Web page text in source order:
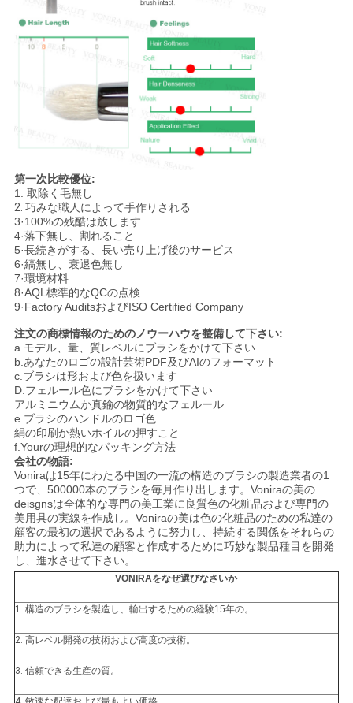
第一次比較優位:
1. 取除く毛無し
2. 巧みな職人によって手作りされる
3·100%の残酷は放します
4·落下無し、割れること
5·長続きがする、長い売り上げ後のサービス
6·縞無し、衰退色無し
7·環境材料
8·AQL標準的なQCの点検
9·Factory AuditsおよびISO Certified Company
注文の商標情報のためのノウーハウを整備して下さい:
a.モデル、量、質レベルにブラシをかけて下さい
b.あなたのロゴの設計芸術PDF及びAIのフォーマット
c.ブラシは形および色を扱います
D.フェルール色にブラシをかけて下さい
アルミニウムか真鍮の物質的なフェルール
e.ブラシのハンドルのロゴ色
絹の印刷か熱いホイルの押すこと
f.Yourの理想的なパッキング方法
会社の物語:
Voniraは15年にわたる中国の一流の構造のブラシの製造業者の1
つで、500000本のブラシを毎月作り出します。Voniraの美の
deisgnsは全体的な専門の美工業に良質色の化粧品および専門の
美用具の実線を作成し。Voniraの美は色の化粧品のための私達の
顧客の最初の選択であるように努力し、持続する関係をそれらの
助力によって私達の顧客と作成するために巧妙な製品種目を開発
し、進水させて下さい。
VONIRAをなぜ選びなさいか
1. 構造のブラシを製造し、輸出するための経験15年の。
2. 高レベル開発の技術および高度の技術。
3. 信頼できる生産の質。